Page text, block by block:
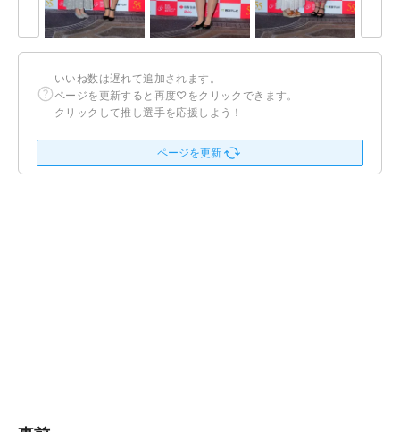
いいね数は遅れて追加されます。
ページを更新すると再度♡をクリックできます。
クリックして推し選手を応援しよう！
ページを更新